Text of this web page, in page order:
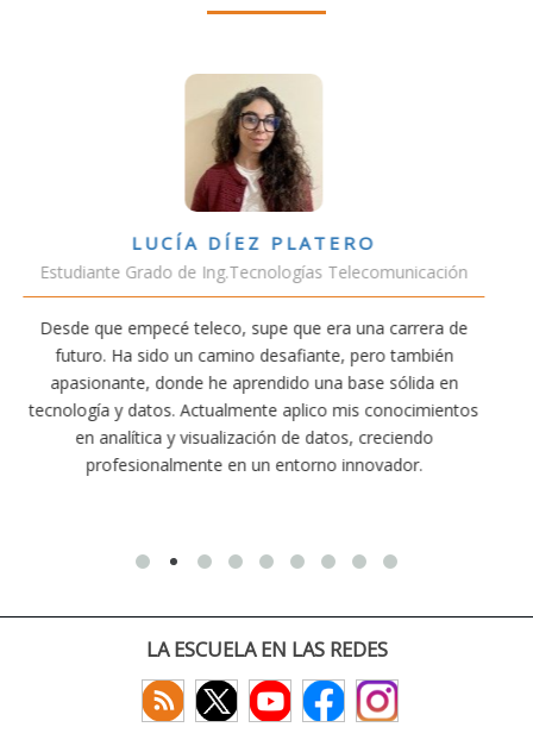
de
en
VÍCTOR SÁNCHEZ VALENCIA
Estudiante Doble Grado Teleco-ADE
Estudiar teleco me ha permitido comprender
conectividad afecta nuestra vida diaria. Aunque la
exige esfuerzo, he dedicado parte de mi tiempo a
actividades como el salvamento y socorrismo.
convencido de que elegir teleco ha sido una de las
decisiones que he tomado.
LA ESCUELA EN LAS REDES